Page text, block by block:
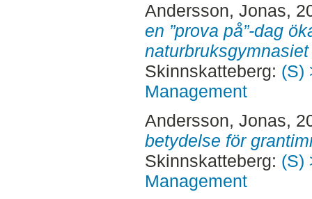
Andersson, Jonas,
en ”prova på”-dag
Skinnskatteberg: (S)
Management
Andersson, Jonas,
betydelse för
Skinnskatteberg: (S)
Management